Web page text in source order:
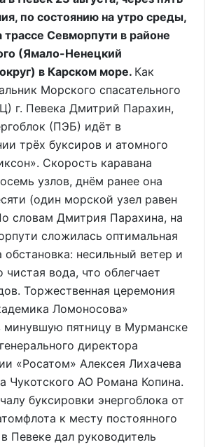
по состоянию на утро среды,
трассе Севморпути в районе
(Ямало-Ненецкий
в Карском море. Как
Морского спасательного
г. Певека Дмитрий Парахин,
(ПЭБ) идёт в
трёх буксиров и атомного
Скорость каравана
узлов, днём ранее она
(один морской узел равен
словам Дмитрия Парахина, на
сложилась оптимальная
обстановка: несильный ветер и
чистая вода, что облегчает
Торжественная церемония
Ломоносова»
минувшую пятницу в Мурманске
директора
«Росатом» Алексея Лихачева
Чукотского АО Романа Копина.
буксировки энергоблока от
к месту постоянного
Певеке дал руководитель